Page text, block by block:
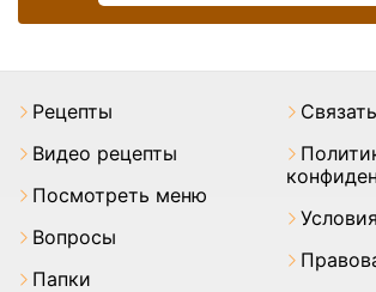
Pецепты
Видео рецепты
Посмотреть меню
Вопросы
Папки